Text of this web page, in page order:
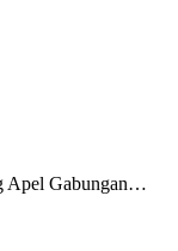
Apel Gabungan…